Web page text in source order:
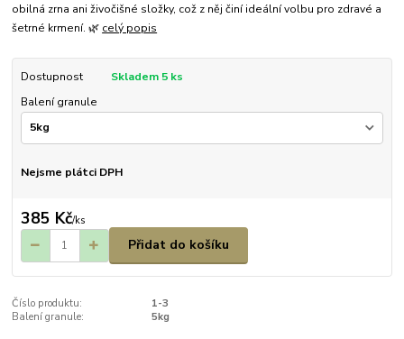
obilná zrna ani živočišné složky, což z něj činí ideální volbu pro zdravé a
šetrné krmení. 🌿 celý popis
Dostupnost
Skladem 5 ks
Balení granule
Nejsme plátci DPH
385 Kč/ks
Přidat do košíku
Číslo produktu:
1-3
Balení granule:
5kg